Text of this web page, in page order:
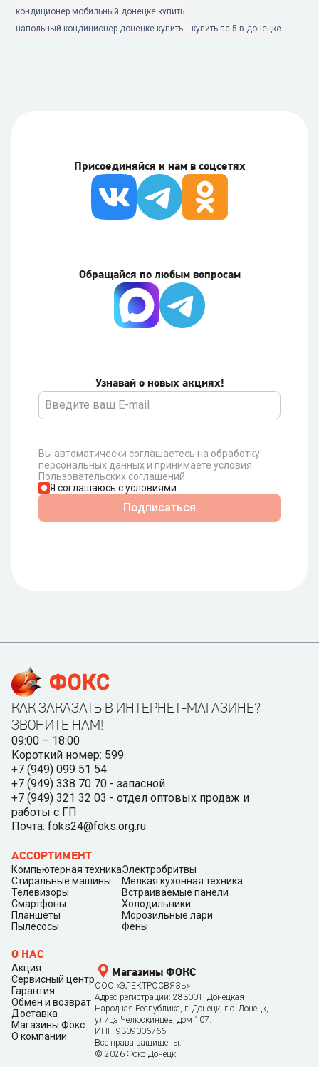
кондиционер мобильный донецке купить
напольный кондиционер донецке купить
купить пс 5 в донецке
Присоединяйся к нам в соцсетях
Узнавай о новых акциях!
Вы автоматически соглашаетесь на обработку
персональных данных и принимаете условия
Пользовательских соглашений
Я соглашаюсь с условиями
Подписаться
Обращайся по любым вопросам
КАК ЗАКАЗАТЬ В ИНТЕРНЕТ-МАГАЗИНЕ?
ЗВОНИТЕ НАМ!
09:00 – 18:00
Короткий номер: 599
+7 (949) 099 51 54
+7 (949) 338 70 70 - запасной
+7 (949) 321 32 03 - отдел оптовых продаж и
работы с ГП
Почта: foks24@foks.org.ru
АССОРТИМЕНТ
Компьютерная техника
Стиральные машины
Телевизоры
Смартфоны
Планшеты
Пылесосы
Электробритвы
Мелкая кухонная техника
Встраиваемые панели
Холодильники
Морозильные лари
Фены
О НАС
Акция
Сервисный центр
Гарантия
Обмен и возврат
Доставка
Магазины Фокс
О компании
Магазины ФОКС
ООО «ЭЛЕКТРОСВЯЗЬ»
Адрес регистрации: 283001, Донецкая
Народная Республика, г. Донецк, г.о. Донецк,
улица Челюскинцев, дом 107.
ИНН 9309006766
Все права защищены.
© 2026 Фокс Донецк